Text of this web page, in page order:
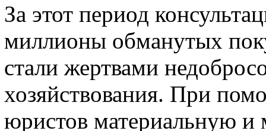
За этот период
миллионы обманутых
стали жертвами
хозяйствования. При
юристов материальную